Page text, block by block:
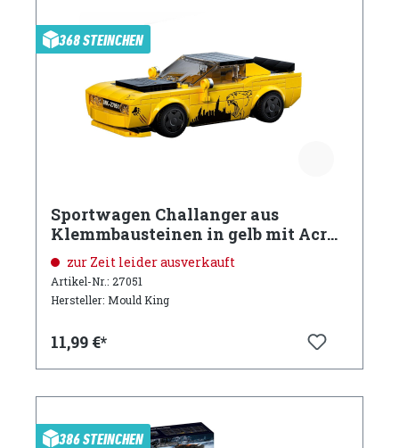
368 STEINCHEN
Sportwagen Challanger aus
Klemmbausteinen in gelb mit Acryl
Vitrine
zur Zeit leider ausverkauft
Artikel-Nr.: 27051
Hersteller: Mould King
11,99 €*
386 STEINCHEN